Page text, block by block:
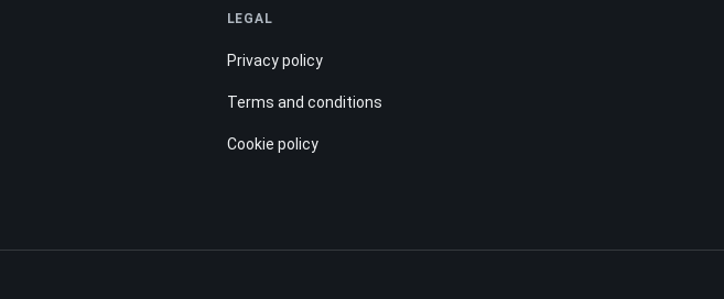
LEGAL
Privacy policy
Terms and conditions
Cookie policy